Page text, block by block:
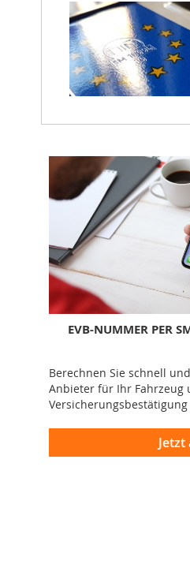
EVB-NUMMER PER
Berechnen Sie schnell
Anbieter für Ihr Fahrzeug